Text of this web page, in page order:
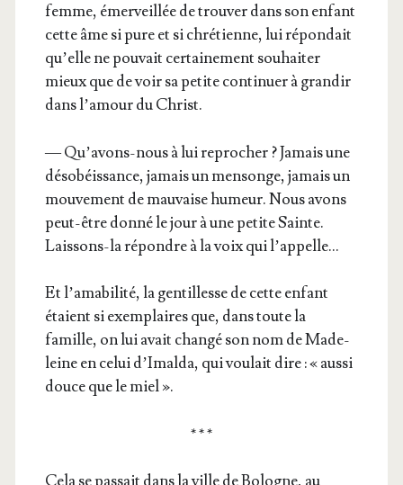
femme, émer­veillée de trou­ver dans son enfant
cette âme si pure et si chré­tienne, lui répon­dait
qu’elle ne pou­vait cer­tai­ne­ment sou­hai­ter
mieux que de voir sa petite conti­nuer à gran­dir
dans l’a­mour du Christ.
— Qu’a­vons-nous à lui repro­cher ? Jamais une
déso­béis­sance, jamais un men­songe, jamais un
mou­ve­ment de mau­vaise humeur. Nous avons
peut-être don­né le jour à une petite Sainte.
Lais­sons-la répondre à la voix qui l’appelle…
Et l’a­ma­bi­li­té, la gen­tillesse de cette enfant
étaient si exem­plaires que, dans toute la
famille, on lui avait chan­gé son nom de Made­
leine en celui d’I­mal­da, qui vou­lait dire : « aus­si
douce que le miel ».
* * *